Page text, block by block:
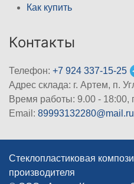
Как купить
Контакты
Телефон: +7 924 337-15-25
Адрес склада: г. Артем, п.
Время работы: 9.00 - 18:00,
Email: 89993132280@mail.ru
Стеклопластиковая
производителя